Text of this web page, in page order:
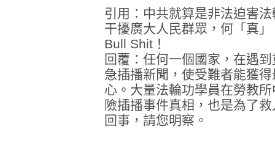
引用：中共就算是非法迫害
干擾廣大人民群眾，何「真
Bull Shit！
回覆：任何一個國家，在遇
急插播新聞，使受難者能獲
心。大量法輪功學員在勞教
險插播事件真相，也是為了
回事，請您明察。